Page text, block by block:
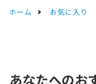
ホーム お気に入り